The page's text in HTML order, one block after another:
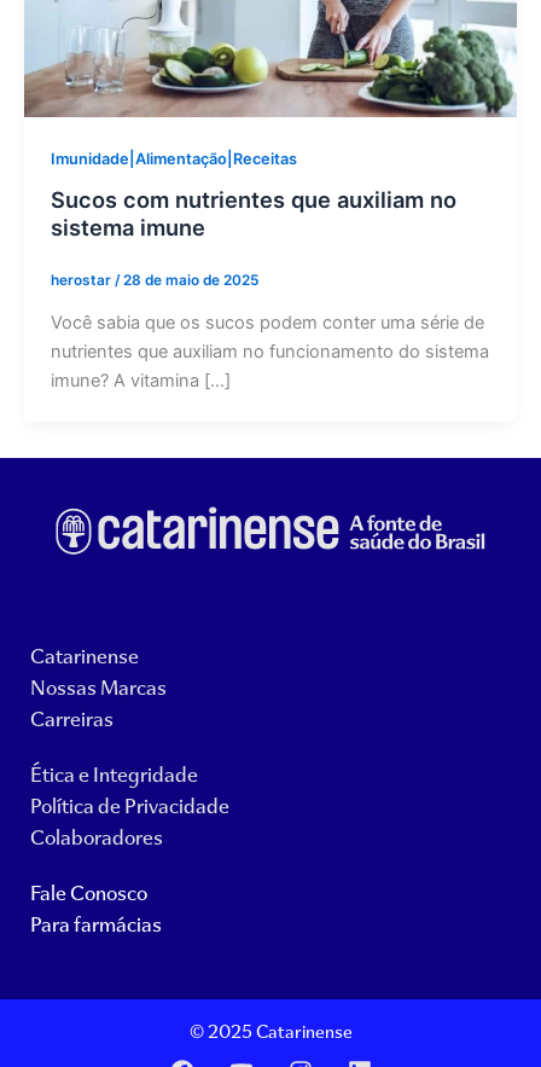
Imunidade|Alimentação|Receitas
Sucos com nutrientes que auxiliam no
sistema imune
herostar /28 de maio de 2025
Você sabia que os sucos podem conter uma série de
nutrientes que auxiliam no funcionamento do sistema
imune? A vitamina […]
Catarinense
Nossas Marcas
Carreiras
Ética e Integridade
Política de Privacidade
Colaboradores
Fale Conosco
Para farmácias
© 2025 Catarinense
F Y I L